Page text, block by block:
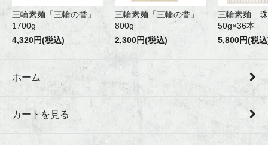
三輪素麺「三輪の誉」
1700g
4,320円(税込)
三輪素麺「三輪の誉」
800g
2,300円(税込)
三輪素麺 珠
50g×36本
5,800円(税
ホーム
カートを見る